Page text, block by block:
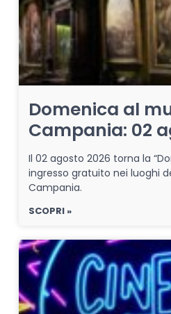
Domenica al
Campania: 02
Il 02 agosto 2026 torna la
ingresso gratuito nei luoghi
Campania.
SCOPRI »